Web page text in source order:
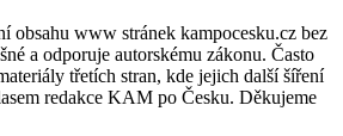
obsahu www stránek kampocesku.cz bez
a odporuje autorskému zákonu. Často
třetích stran, kde jejich další šíření
redakce KAM po Česku. Děkujeme